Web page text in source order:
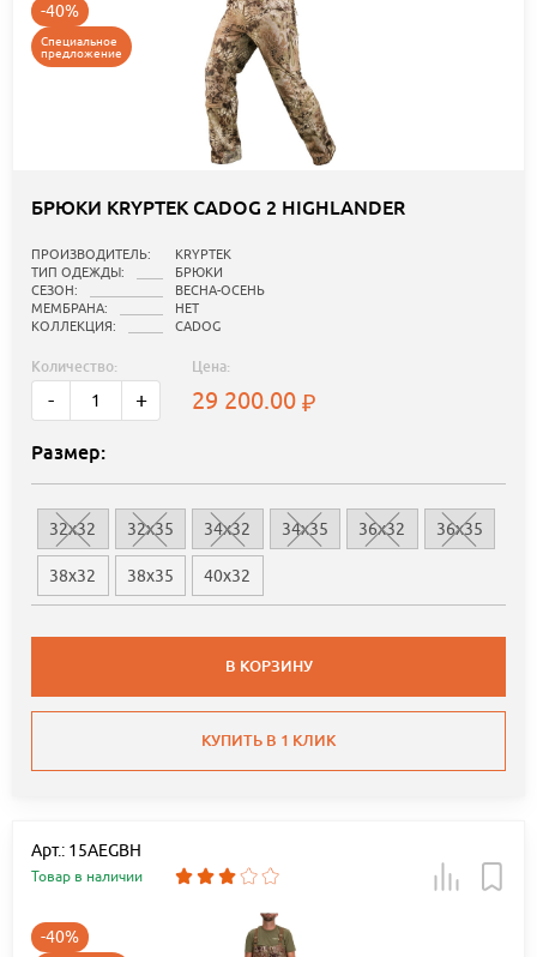
-40%
Специальное
предложение
БРЮКИ KRYPTEK CADOG 2 HIGHLANDER
ПРОИЗВОДИТЕЛЬ:
KRYPTEK
ТИП ОДЕЖДЫ:
БРЮКИ
СЕЗОН:
ВЕСНА-ОСЕНЬ
МЕМБРАНА:
НЕТ
КОЛЛЕКЦИЯ:
CADOG
Количество:
- +
Цена:
29 200.00
Размер:
32x32 32x35 34x32 34x35 36x32 36x35
38x32 38x35 40x32
В КОРЗИНУ
КУПИТЬ В 1 КЛИК
Арт.: 15AEGBH
Товар в наличии
-40%